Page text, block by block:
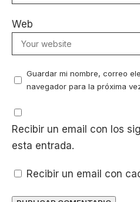
Web
Guardar mi nombre, correo
navegador para la próxima
Recibir un email con los
esta entrada.
Recibir un email con